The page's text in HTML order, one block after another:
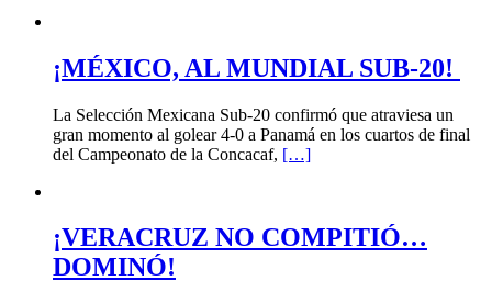
¡MÉXICO, AL MUNDIAL SUB-20!
La Selección Mexicana Sub-20 confirmó que atraviesa un
gran momento al golear 4-0 a Panamá en los cuartos de final
del Campeonato de la Concacaf, […]
¡VERACRUZ NO COMPITIÓ…
DOMINÓ!